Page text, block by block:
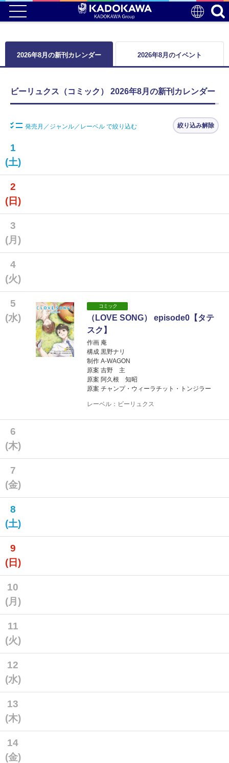
2026年8月の新刊カレンダー 2026年8月のイベント
ビーリュクス（コミック） 2026年8月の新刊カレンダー
発売月／ジャンル／レーベル で絞り込む 絞り込み解除
1
(土)
2
(日)
3
(月)
4
(火)
5
(水)
コミック
（LOVE SONG） episode0【タテ
スク】
作画 庵
構成 黒野ナリ
制作 A-WAGON
原案 吉野 主
原案 阿久根 知昭
原案 チャンプ・ウィーラチット・トンジラー
レーベル：ビーリュクス
6
(木)
7
(金)
8
(土)
9
(日)
10
(月)
11
(火)
12
(水)
13
(木)
14
(金)